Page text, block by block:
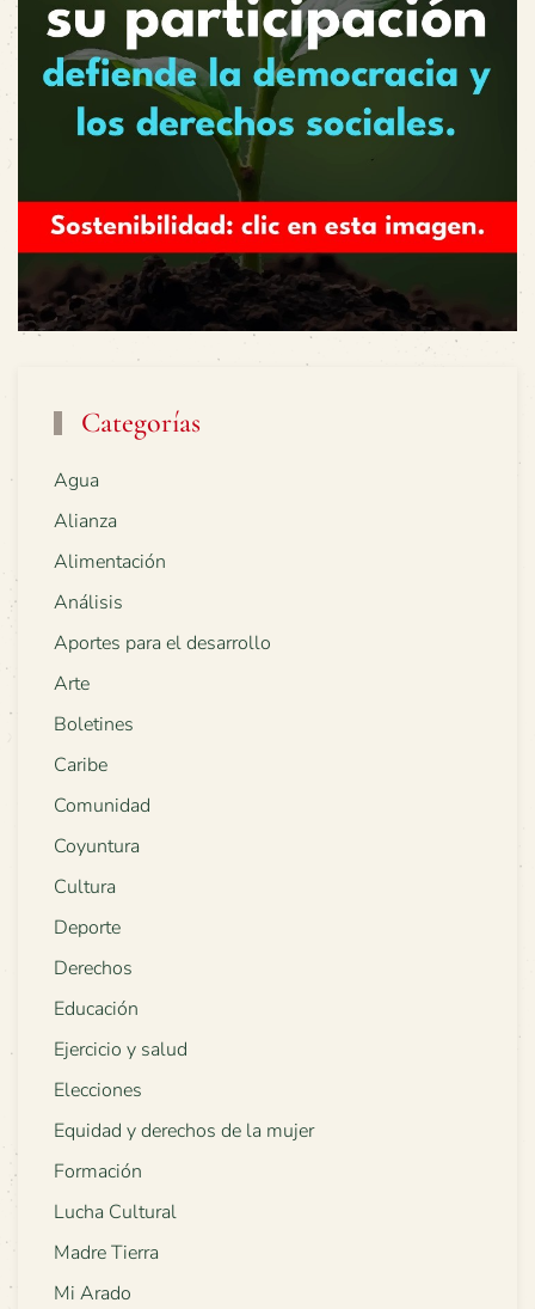
Categorías
Agua
Alianza
Alimentación
Análisis
Aportes para el desarrollo
Arte
Boletines
Caribe
Comunidad
Coyuntura
Cultura
Deporte
Derechos
Educación
Ejercicio y salud
Elecciones
Equidad y derechos de la mujer
Formación
Lucha Cultural
Madre Tierra
Mi Arado